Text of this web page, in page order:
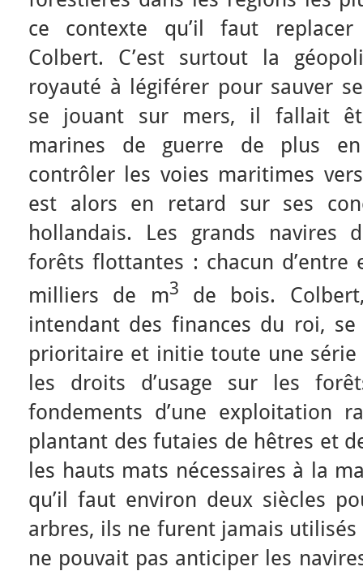
ce contexte qu’il faut replacer
Colbert. C’est surtout la
royauté à légiférer pour sauver
se jouant sur mers, il fallait
marines de guerre de plus
contrôler les voies maritimes
est alors en retard sur ses
hollandais. Les grands navires
forêts flottantes : chacun d’entre
milliers de m3
de bois.
intendant des finances du roi,
prioritaire et initie toute une
les droits d’usage sur les
fondements d’une exploitation
plantant des futaies de hêtres et
les hauts mats nécessaires à la
qu’il faut environ deux siècles
arbres, ils ne furent jamais
ne pouvait pas anticiper les